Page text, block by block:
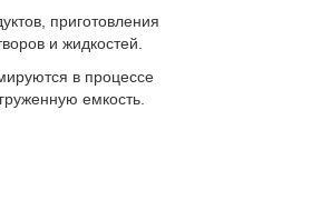
приготовления
и жидкостей.
в процессе
емкость.